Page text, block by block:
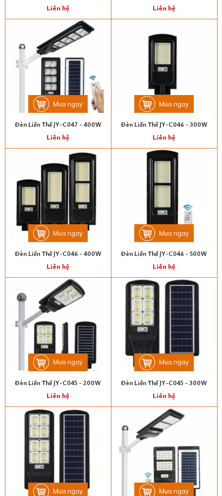
Liên hệ Liên hệ
Mua ngay
Đèn Liền Thể JY-C047 - 400W
Liên hệ
Mua ngay
Đèn Liền Thể JY-C046 - 300W
Liên hệ
Mua ngay
Đèn Liền Thể JY-C046 - 400W
Liên hệ
Mua ngay
Đèn Liền Thể JY-C046 - 500W
Liên hệ
Mua ngay
Đèn Liền Thể JY-C045 - 200W
Liên hệ
Mua ngay
Đèn Liền Thể JY-C045 - 300W
Liên hệ
Mua ngay Mua ngay